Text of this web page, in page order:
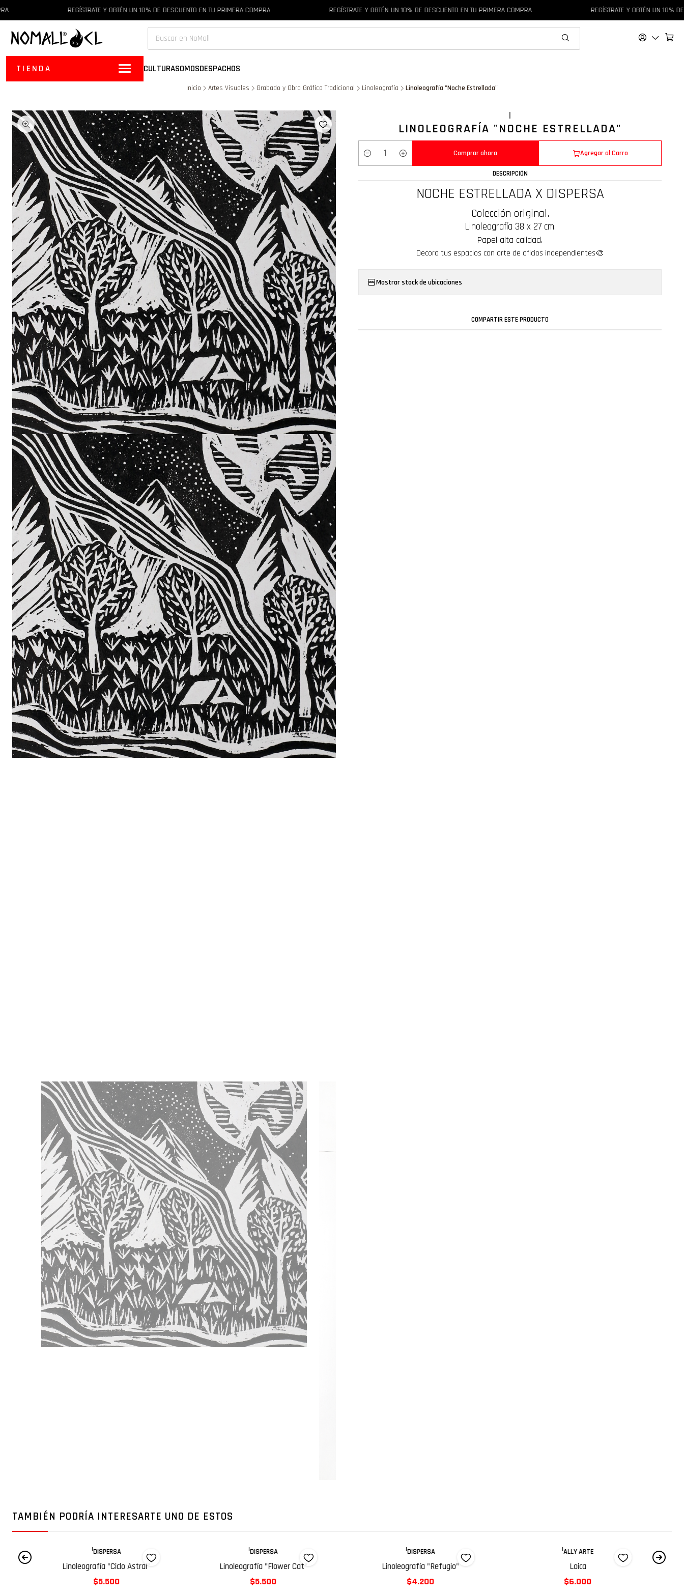
REGÍSTRATE Y OBTÉN UN 10% DE DESCUENTO EN TU PRIMERA COMPRA REGÍSTRATE Y OBTÉN UN 10% DE DESCUENTO EN TU PRIMERA COMPRA REGÍSTRATE Y OBTÉN UN 10% DE
TIENDA CULTURASOMOSDESPACHOS
Inicio Artes Visuales Grabado y Obra Gráfica Tradicional Linoleografía Linoleografía "Noche Estrellada"
|
LINOLEOGRAFÍA "NOCHE ESTRELLADA"
Cantidad
Agregar al Carro
Comprar ahora
DESCRIPCIÓN
NOCHE ESTRELLADA X DISPERSA
Colección original.
Linoleografía 38 x 27 cm.
Papel alta calidad.
Decora tus espacios con arte de oficios independientes🎨
Mostrar stock de ubicaciones
COMPARTIR ESTE PRODUCTO
TAMBIÉN PODRÍA INTERESARTE UNO DE ESTOS
|DISPERSA
Linoleografía "Ciclo Astral"
$5.500
|DISPERSA
Linoleografía "Flower Cat"
$5.500
|DISPERSA
Linoleografía "Refugio"
$4.200
|ALLY ARTE
Loica
$6.000